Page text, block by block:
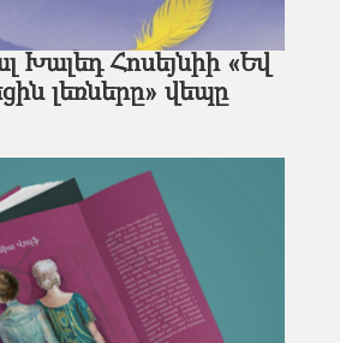
Խալեդ Հոսեյնիի «Եվ
լեռները» վեպը